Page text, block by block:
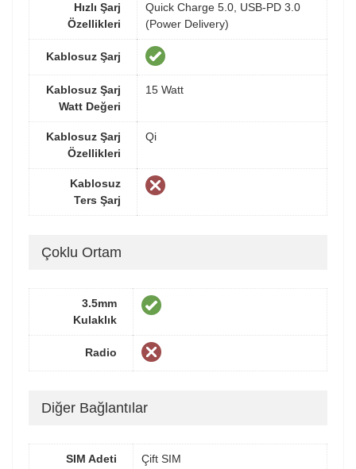
Hızlı Şarj
Özellikleri
Quick Charge 5.0, USB-PD 3.0
(Power Delivery)
Kablosuz Şarj
Kablosuz Şarj
Watt Değeri
15 Watt
Kablosuz Şarj
Özellikleri
Qi
Kablosuz
Ters Şarj
Çoklu Ortam
3.5mm
Kulaklık
Radio
Diğer Bağlantılar
SIM Adeti Çift SIM